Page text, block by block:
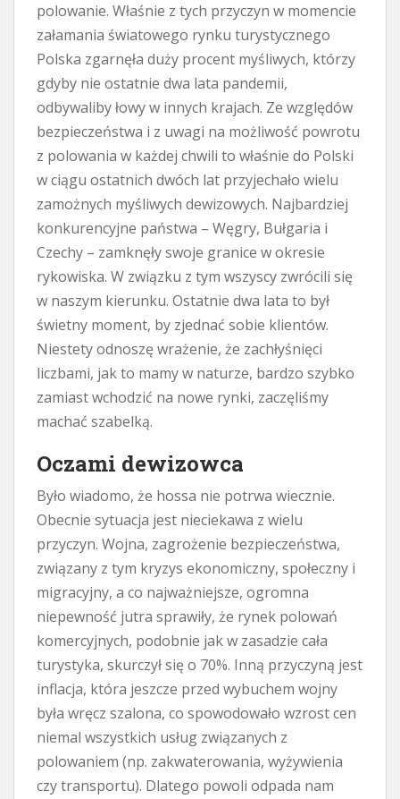
polowanie. Właśnie z tych przyczyn w momencie
załamania światowego rynku turystycznego
Polska zgarnęła duży procent myśliwych, którzy
gdyby nie ostatnie dwa lata pandemii,
odbywaliby łowy w innych krajach. Ze względów
bezpieczeństwa i z uwagi na możliwość powrotu
z polowania w każdej chwili to właśnie do Polski
w ciągu ostatnich dwóch lat przyjechało wielu
zamożnych myśliwych dewizowych. Najbardziej
konkurencyjne państwa – Węgry, Bułgaria i
Czechy – zamknęły swoje granice w okresie
rykowiska. W związku z tym wszyscy zwrócili się
w naszym kierunku. Ostatnie dwa lata to był
świetny moment, by zjednać sobie klientów.
Niestety odnoszę wrażenie, że zachłyśnięci
liczbami, jak to mamy w naturze, bardzo szybko
zamiast wchodzić na nowe rynki, zaczęliśmy
machać szabelką.
Oczami dewizowca
Było wiadomo, że hossa nie potrwa wiecznie.
Obecnie sytuacja jest nieciekawa z wielu
przyczyn. Wojna, zagrożenie bezpieczeństwa,
związany z tym kryzys ekonomiczny, społeczny i
migracyjny, a co najważniejsze, ogromna
niepewność jutra sprawiły, że rynek polowań
komercyjnych, podobnie jak w zasadzie cała
turystyka, skurczył się o 70%. Inną przyczyną jest
inflacja, która jeszcze przed wybuchem wojny
była wręcz szalona, co spowodowało wzrost cen
niemal wszystkich usług związanych z
polowaniem (np. zakwaterowania, wyżywienia
czy transportu). Dlatego powoli odpada nam